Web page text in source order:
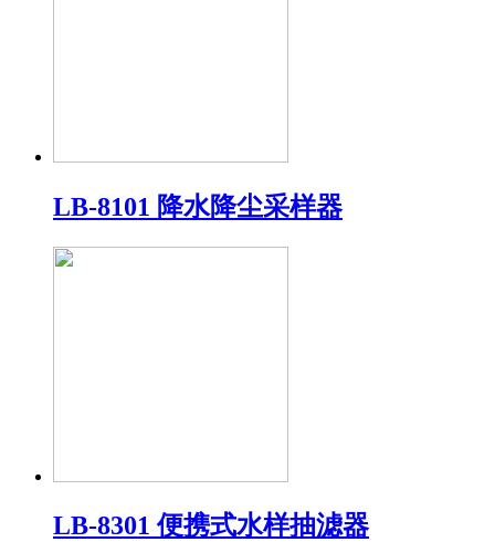
LB-8101 降水降尘采样器
LB-8301 便携式水样抽滤器